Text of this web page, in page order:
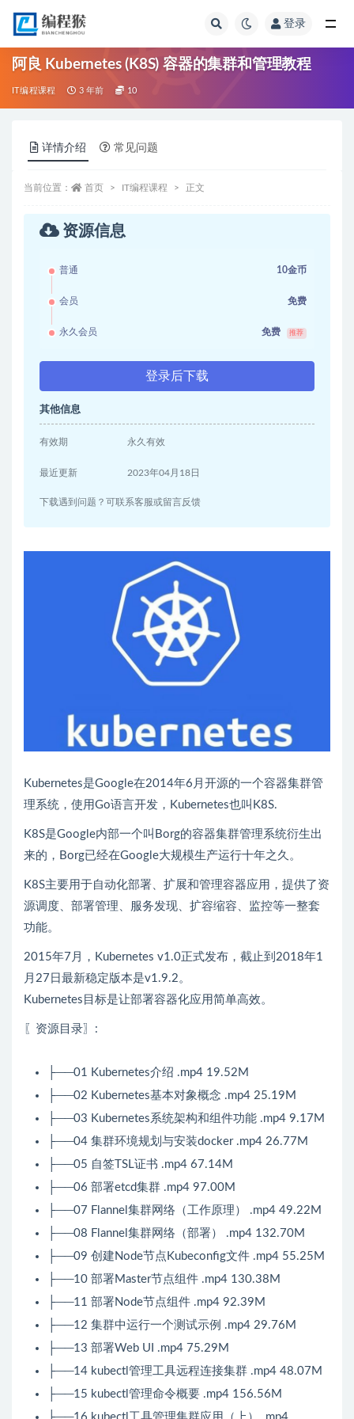
登录
阿良 Kubernetes (K8S) 容器的集群和管理教程
IT编程课程 3 年前 10
详情介绍 常见问题
当前位置： 首页 IT编程课程 正文
资源信息
普通 10金币
会员 免费
永久会员 免费 推荐
登录后下载
其他信息
有效期 永久有效
最近更新 2023年04月18日
下载遇到问题？可联系客服或留言反馈
Kubernetes是Google在2014年6月开源的一个容器集群管
理系统，使用Go语言开发，Kubernetes也叫K8S.
K8S是Google内部一个叫Borg的容器集群管理系统衍生出
来的，Borg已经在Google大规模生产运行十年之久。
K8S主要用于自动化部署、扩展和管理容器应用，提供了资
源调度、部署管理、服务发现、扩容缩容、监控等一整套
功能。
2015年7月，Kubernetes v1.0正式发布，截止到2018年1
月27日最新稳定版本是v1.9.2。
Kubernetes目标是让部署容器化应用简单高效。
〖资源目录〗:
├──01 Kubernetes介绍 .mp4 19.52M
├──02 Kubernetes基本对象概念 .mp4 25.19M
├──03 Kubernetes系统架构和组件功能 .mp4 9.17M
├──04 集群环境规划与安装docker .mp4 26.77M
├──05 自签TSL证书 .mp4 67.14M
├──06 部署etcd集群 .mp4 97.00M
├──07 Flannel集群网络（工作原理） .mp4 49.22M
├──08 Flannel集群网络（部署） .mp4 132.70M
├──09 创建Node节点Kubeconfig文件 .mp4 55.25M
├──10 部署Master节点组件 .mp4 130.38M
├──11 部署Node节点组件 .mp4 92.39M
├──12 集群中运行一个测试示例 .mp4 29.76M
├──13 部署Web UI .mp4 75.29M
├──14 kubectl管理工具远程连接集群 .mp4 48.07M
├──15 kubectl管理命令概要 .mp4 156.56M